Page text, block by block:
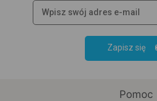
Zapisz się
Pomoc